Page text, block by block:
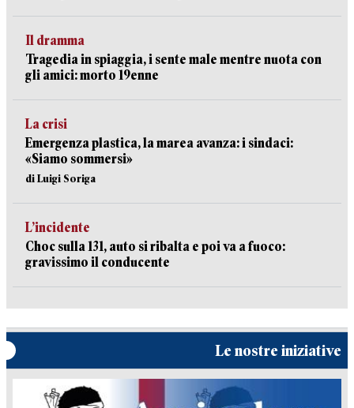
Il dramma
Tragedia in spiaggia, i sente male mentre nuota con
gli amici: morto 19enne
La crisi
Emergenza plastica, la marea avanza: i sindaci:
«Siamo sommersi»
di Luigi Soriga
L’incidente
Choc sulla 131, auto si ribalta e poi va a fuoco:
gravissimo il conducente
Le nostre iniziative